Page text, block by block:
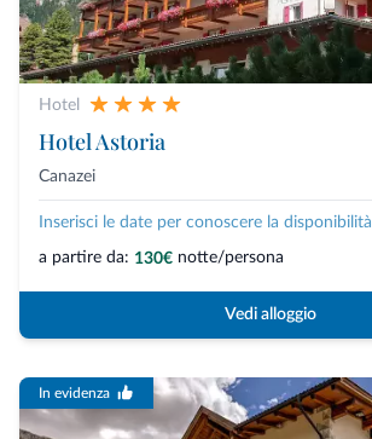
Hotel
Hotel Astoria
Canazei
Inserisci le date per conoscere la disponibilità
a partire da: 130€ notte/persona
Vedi alloggio
In evidenza